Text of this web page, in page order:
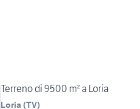
Terreno di 9500 m² a Loria
Loria (TV)